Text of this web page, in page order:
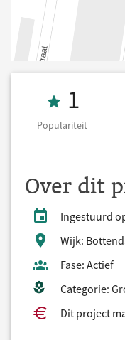
1
Populariteit
Over dit
Ingestuurd
Wijk:
Fase: Actief
Categorie:
Dit project